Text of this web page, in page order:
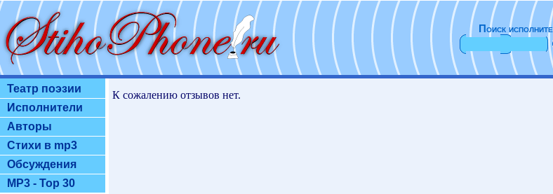
Поиск
Театр поэзии
Исполнители
Авторы
Стихи в mp3
Обсуждения
MP3 - Top 30
К сожалению отзывов нет.